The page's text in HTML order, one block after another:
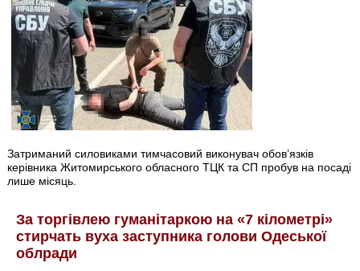
Затриманий силовиками тимчасовий виконувач обов’язків
керівника Житомирського обласного ТЦК та СП пробув на посаді
лише місяць.
За торгівлею гуманітаркою на «7 кілометрі»
стирчать вуха заступника голови Одеської
облради